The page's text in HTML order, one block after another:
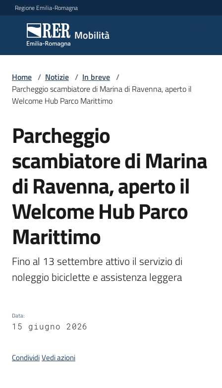
Vai al contenuto
Vai alla navigazione
Vai al footer
Regione Emilia-Romagna
Mobilità
Mobilità
Argomenti
Servizi
Leggi
Atti
Bandi
Piani
Programmi
Progetti
Osservatorio
educazione
stradale
Home / Notizie / In breve /
Parcheggio scambiatore di Marina di Ravenna, aperto il
Welcome Hub Parco Marittimo
Salta al contenuto
Parcheggio
scambiatore di Marina
di Ravenna, aperto il
Welcome Hub Parco
Marittimo
Fino al 13 settembre attivo il servizio di
noleggio biciclette e assistenza leggera
Data:
15 giugno 2026
CondividiVedi azioni